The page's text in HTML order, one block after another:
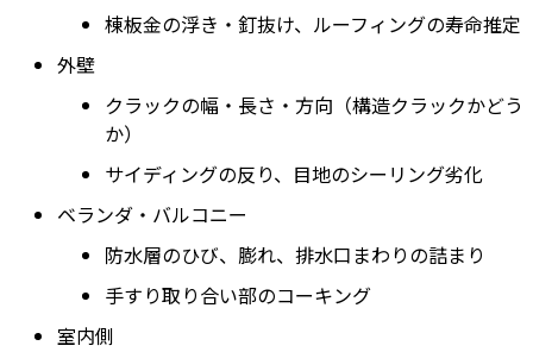
棟板金の浮き・釘抜け、ルーフィングの寿命推定
外壁
クラックの幅・長さ・方向（構造クラックかどう
か）
サイディングの反り、目地のシーリング劣化
ベランダ・バルコニー
防水層のひび、膨れ、排水口まわりの詰まり
手すり取り合い部のコーキング
室内側